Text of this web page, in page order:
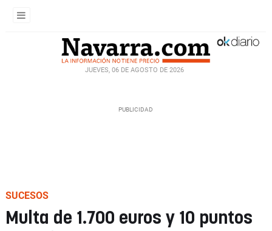
JUEVES, 06 DE AGOSTO DE 2026
SUCESOS
Multa de 1.700 euros y 10 puntos